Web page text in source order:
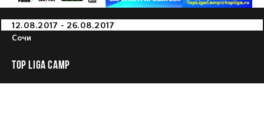
12.08.2017 - 26.08.2017
Сочи
TOP LIGA CAMP